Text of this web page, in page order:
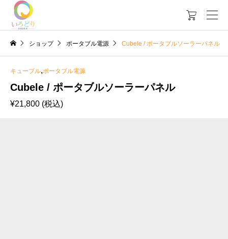

ショップ ポータブル電源 Cubele / ポータブルソーラーパネル
キューブル,ポータブル電源
Cubele / ポータブルソーラーパネル
¥21,800 (税込)